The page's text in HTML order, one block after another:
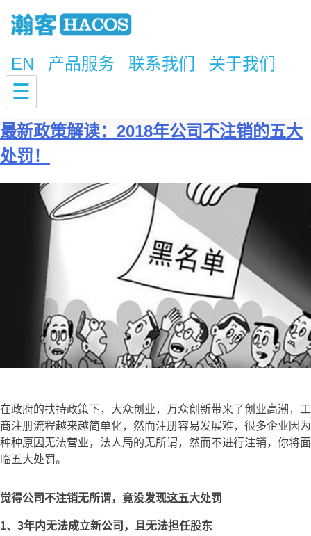
EN 产品服务 联系我们 关于我们
☰
标签：
最新政策解读：2018年公司不注销的五大
处罚！
在政府的扶持政策下，大众创业，万众创新带来了创业高潮，工
商注册流程越来越简单化，然而注册容易发展难，很多企业因为
种种原因无法营业，法人局的无所谓，然而不进行注销，你将面
临五大处罚。
觉得公司不注销无所谓，竟没发现这五大处罚
1、3年内无法成立新公司，且无法担任股东